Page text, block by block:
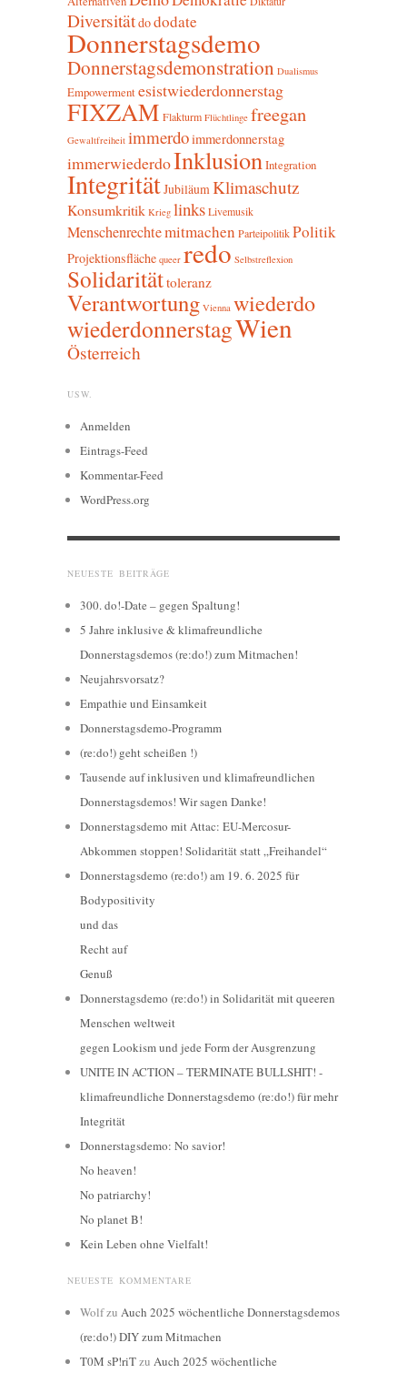
Diversitätdododate
Donnerstagsdemo
Donnerstagsdemonstration Dualismus
Empowermentesistwiederdonnerstag
FIXZAM Flakturm Flüchtlinge freegan
Gewaltfreiheit immerdoimmerdonnerstag
immerwiederdoInklusion Integration
IntegritätJubiläum Klimaschutz
Konsumkritik Krieg linksLivemusik
Menschenrechtemitmachen ParteipolitikPolitik
Projektionsfläche queer redo Selbstreflexion
Solidaritättoleranz
Verantwortung Vienna wiederdo
wiederdonnerstagWien
Österreich
USW.
Anmelden
Eintrags-Feed
Kommentar-Feed
WordPress.org
NEUESTE BEITRÄGE
300. do!-Date – gegen Spaltung!
5 Jahre inklusive & klimafreundliche
Donnerstagsdemos (re:do!) zum Mitmachen!
Neujahrsvorsatz?
Empathie und Einsamkeit
Donnerstagsdemo-Programm
(re:do!) geht scheißen !)
Tausende auf inklusiven und klimafreundlichen
Donnerstagsdemos! Wir sagen Danke!
Donnerstagsdemo mit Attac: EU-Mercosur-
Abkommen stoppen! Solidarität statt „Freihandel“
Donnerstagsdemo (re:do!) am 19. 6. 2025 für
Bodypositivity
und das
Recht auf
Genuß
Donnerstagsdemo (re:do!) in Solidarität mit queeren
Menschen weltweit
gegen Lookism und jede Form der Ausgrenzung
UNITE IN ACTION – TERMINATE BULLSHIT! -
klimafreundliche Donnerstagsdemo (re:do!) für mehr
Integrität
Donnerstagsdemo: No savior!
No heaven!
No patriarchy!
No planet B!
Kein Leben ohne Vielfalt!
NEUESTE KOMMENTARE
Wolfzu Auch 2025 wöchentliche Donnerstagsdemos
(re:do!) DIY zum Mitmachen
T0M sP!riTzu Auch 2025 wöchentliche